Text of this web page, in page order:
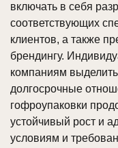
включать в себя
соответствующих
клиентов, а также
брендингу.
компаниям
долгосрочные
гофроупаковки
устойчивый рост и
условиям и